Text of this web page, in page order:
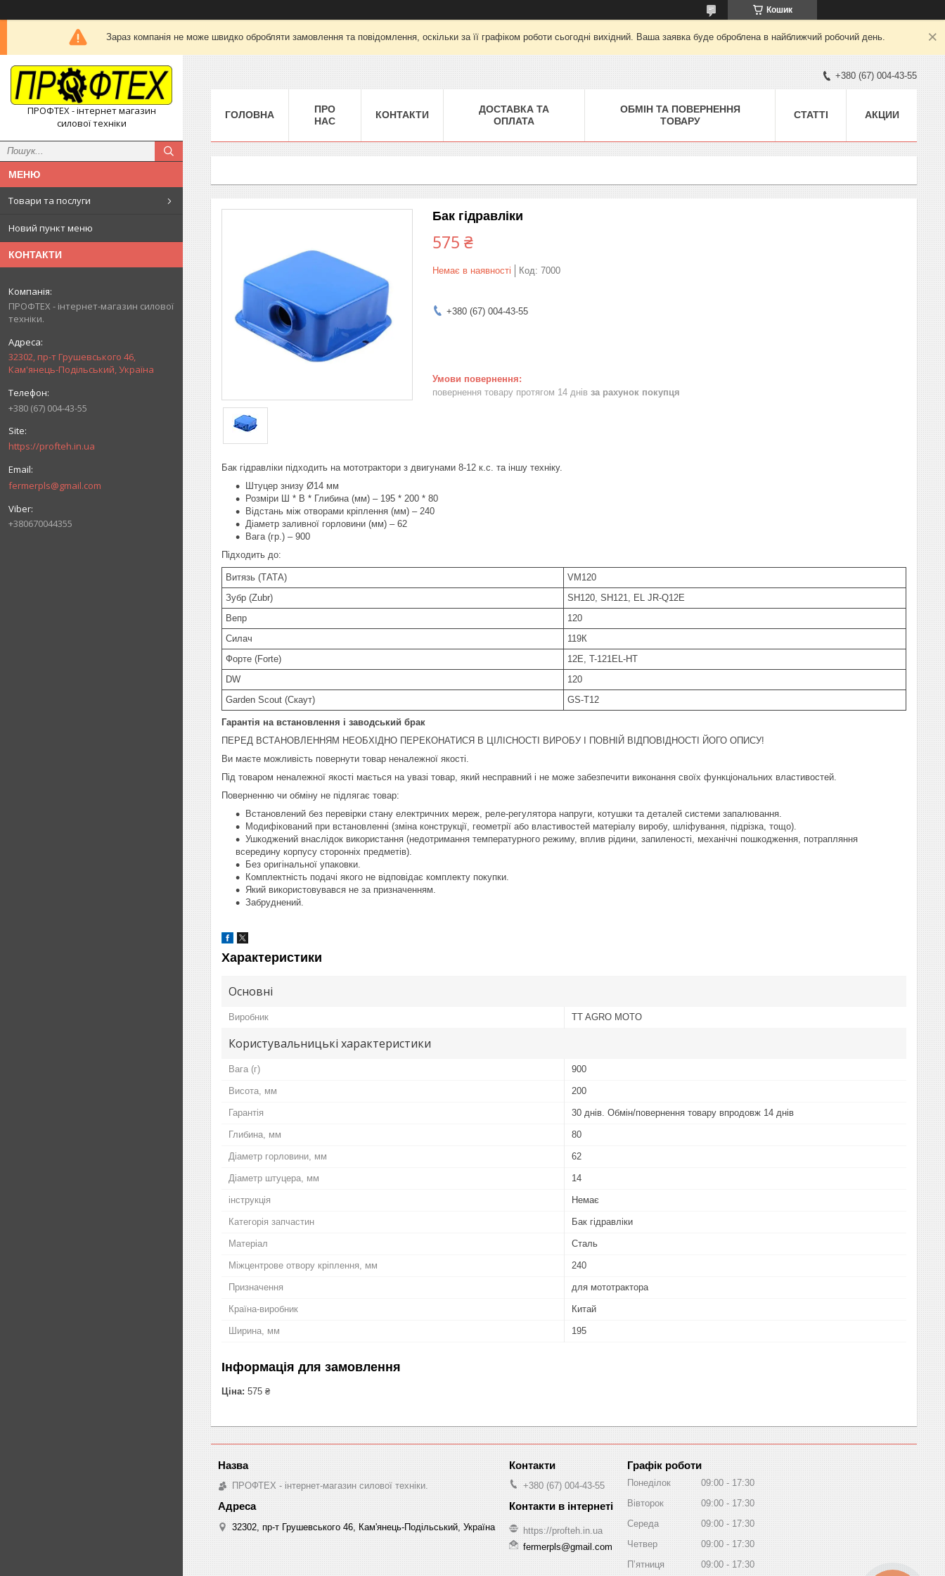
Кошик
Зараз компанія не може швидко обробляти замовлення та повідомлення, оскільки за її графіком роботи сьогодні вихідний. Ваша заявка буде оброблена в найближчий робочий день.
ПРОФТЕХ - інтернет магазин
силової техніки
Товари та послуги
Новий пункт меню
КОНТАКТИ
ПРОФТЕХ - інтернет-магазин силової
техніки.
32302, пр-т Грушевського 46,
Кам'янець-Подільський, Україна
+380 (67) 004-43-55
https://profteh.in.ua
fermerpls@gmail.com
+380670044355
+380 (67) 004-43-55
ГОЛОВНА
ПРО
НАС
КОНТАКТИ
ДОСТАВКА ТА
ОПЛАТА
ОБМІН ТА ПОВЕРНЕННЯ
ТОВАРУ
СТАТТІ АКЦИИ
Бак гідравліки
575 ₴
Немає в наявності Код: 7000
+380 (67) 004-43-55
повернення товару протягом 14 днів за рахунок покупця
Бак гідравліки підходить на мототрактори з двигунами 8-12 к.с. та іншу техніку.
Штуцер знизу Ø14 мм
Розміри Ш * В * Глибина (мм) – 195 * 200 * 80
Відстань між отворами кріплення (мм) – 240
Діаметр заливної горловини (мм) – 62
Вага (гр.) – 900
Підходить до:
Витязь (ТАТА)
VM120
Зубр (Zubr)
SH120, SH121, EL JR-Q12E
Вепр
120
Силач
119К
Форте (Forte)
12E, T-121EL-HT
DW
120
Garden Scout (Скаут)
GS-T12
Гарантія на встановлення і заводський брак
ПЕРЕД ВСТАНОВЛЕННЯМ НЕОБХІДНО ПЕРЕКОНАТИСЯ В ЦІЛІСНОСТІ ВИРОБУ І ПОВНІЙ ВІДПОВІДНОСТІ ЙОГО ОПИСУ!
Ви маєте можливість повернути товар неналежної якості.
Під товаром неналежної якості мається на увазі товар, який несправний і не може забезпечити виконання своїх функціональних властивостей.
Поверненню чи обміну не підлягає товар:
Встановлений без перевірки стану електричних мереж, реле-регулято­ра напруги, котушки та деталей системи запалювання.
Модифікований при встановленні (зміна конструкції, геометрії або властивостей матеріалу виробу, шліфування, підрізка, тощо).
Ушкоджений внаслідок використання (недотримання температурного режиму, вплив рідини, запиленості, механічні пошкодження, потрапляння
всередину корпусу сторонніх предметів).
Без оригінальної упаковки.
Комплектність подачі якого не відповідає комплекту покупки.
Який використовувався не за призначенням.
Забруднений.
Характеристики
Основні
Виробник TT AGRO MOTO
Користувальницькі характеристики
Вага (г) 900
Висота, мм 200
Гарантія 30 днів. Обмін/повернення товару впродовж 14 днів
Глибина, мм 80
Діаметр горловини, мм 62
Діаметр штуцера, мм 14
інструкція Немає
Категорія запчастин Бак гідравліки
Матеріал Сталь
Міжцентрове отвору кріплення, мм 240
Призначення для мототрактора
Країна-виробник Китай
Ширина, мм 195
Інформація для замовлення
Ціна: 575 ₴
ПРОФТЕХ - інтернет-магазин силової техніки.
32302, пр-т Грушевського 46, Кам'янець-Подільський, Україна
+380 (67) 004-43-55
https://profteh.in.ua
fermerpls@gmail.com
Графік роботи
Понеділок 09:00
17:30
Вівторок
09:00
17:30
Середа
09:00
17:30
Четвер
09:00
17:30
Пʼятниця
09:00 17:30